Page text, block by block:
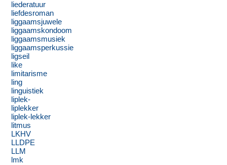
liederatuur
liefdesroman
liggaamsjuwele
liggaamskondoom
liggaamsmusiek
liggaamsperkussie
ligseil
like
limitarisme
ling
linguistiek
liplek-
liplekker
liplek-lekker
litmus
LKHV
LLDPE
LLM
lmk